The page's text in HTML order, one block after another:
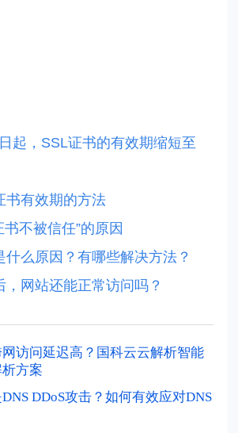
起，SSL证书的有效期缩短至
书有效期的方法
不被信任”的原因
什么原因？有哪些解决方法？
，网站还能正常访问吗？
访问延迟高？国科云云解析智能
方案
DDoS攻击？如何有效应对DNS